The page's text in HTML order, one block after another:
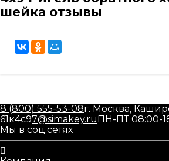
шейка отзывы
8 (800) 555-53-08г. Москва,
61к4с97@simakey.ru ПН-ПТ 08:00-
Мы в соц.сетях